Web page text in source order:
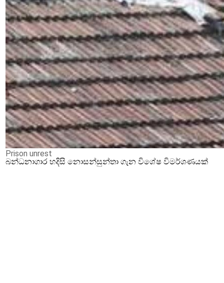
Prison unrest
බන්ධනාගාර හදිසි නොසන්සුන්තා ගැන විශේෂ විමර්ශණයක්